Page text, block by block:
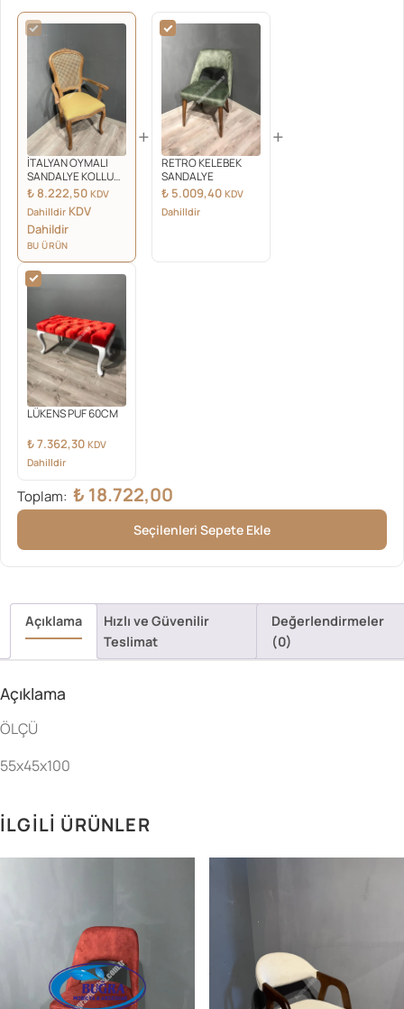
İTALYAN OYMALI
SANDALYE KOLLU
MUDO
₺8.222,50 KDV
Dahilldir KDV
Dahildir
BU ÜRÜN
+
RETRO KELEBEK
SANDALYE
₺ 5.009,40 KDV
Dahilldir
+
LÜKENS PUF 60CM
₺7.362,30 KDV
Dahilldir
Toplam: ₺ 18.722,00
Seçilenleri Sepete Ekle
Açıklama
Hızlı ve Güvenilir
Teslimat
Değerlendirmeler
(0)
Açıklama
ÖLÇÜ
55x45x100
İLGILI ÜRÜNLER